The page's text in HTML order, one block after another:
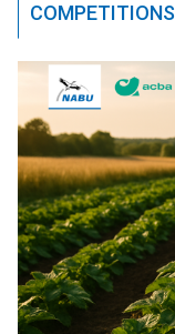
COMPETITIONS